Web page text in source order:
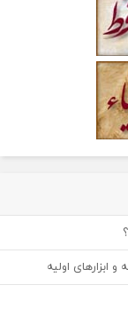
ابزارهای اولیه